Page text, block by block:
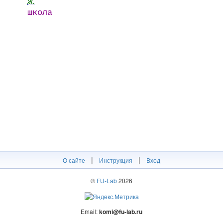
школа
О сайте | Инструкция | Вход
© FU-Lab2026
Email:komi@fu-lab.ru